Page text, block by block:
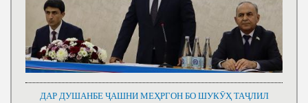
ДАР ДУШАНБЕ ҶАШНИ МЕҲРГОН БО ШУКӮҲ ТАҶЛИЛ